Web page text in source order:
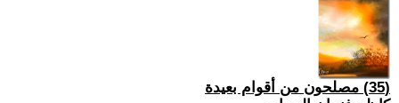
(35) مصلحون من أقوام بعيدة